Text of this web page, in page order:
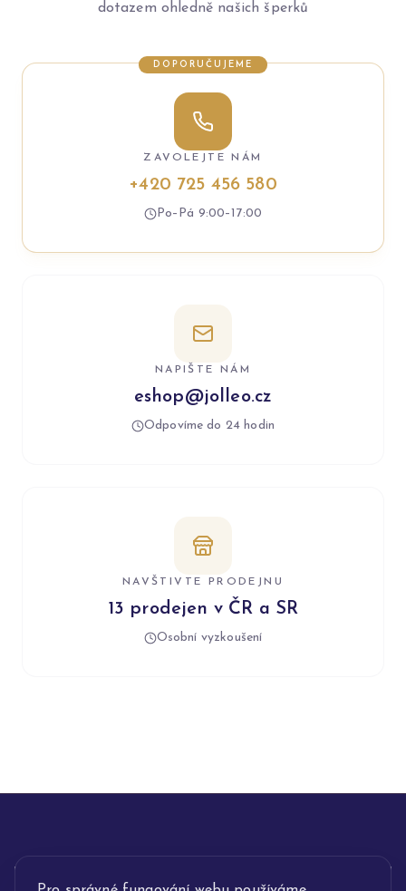
dotazem ohledně našich šperků
DOPORUČUJEME
ZAVOLEJTE NÁM
+420 725 456 580
Po–Pá 9:00–17:00
NAPIŠTE NÁM
eshop@jolleo.cz
Odpovíme do 24 hodin
NAVŠTIVTE PRODEJNU
13 prodejen v ČR a SR
Osobní vyzkoušení
INFORMACE